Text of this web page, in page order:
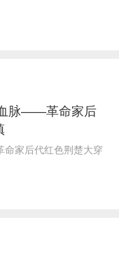
脉——革命家后
家后代红色荆楚大穿